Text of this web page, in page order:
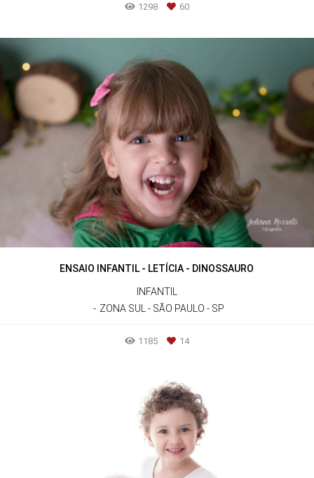
1298 60
ENSAIO INFANTIL - LETÍCIA - DINOSSAURO
INFANTIL
ZONA SUL - SÃO PAULO - SP
1185 14